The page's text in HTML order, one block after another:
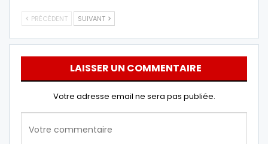
PRÉCÉDENT SUIVANT
LAISSER UN COMMENTAIRE
Votre adresse email ne sera pas publiée.